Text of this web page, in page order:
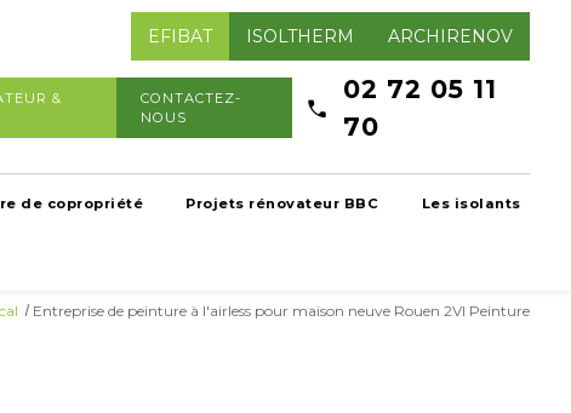
EFIBAT ISOLTHERM ARCHIRENOV
&
CONTACTEZ-
NOUS
02 72 05 11
70
de copropriété Projets rénovateur BBC Les isolants
Entreprise de peinture à l'airless pour maison neuve Rouen 2VI Peinture